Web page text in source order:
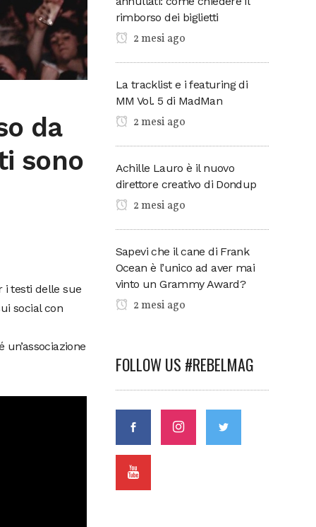
da
sono
i testi delle sue
social con
rimborso dei biglietti
2 mesi ago
La tracklist e i featuring di
MM Vol. 5 di MadMan
2 mesi ago
Achille Lauro è il nuovo
direttore creativo di Dondup
2 mesi ago
Sapevi che il cane di Frank
Ocean è l’unico ad aver mai
vinto un Grammy Award?
2 mesi ago
FOLLOW US #REBELMAG